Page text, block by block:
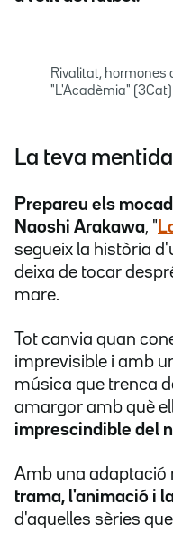
Rivalitat, hormones
"L'Acadèmia" (3Cat)
La teva
Prepareu els
Naoshi Arakawa, "
segueix la història
deixa de tocar
mare.
Tot canvia quan
imprevisible i amb
música que trenca
amargor amb què
imprescindible del
Amb una adaptació
trama, l'animació i
d'aquelles sèries